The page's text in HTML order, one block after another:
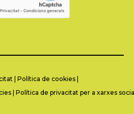
Política de cookies
Política de privacitat per a xarxes